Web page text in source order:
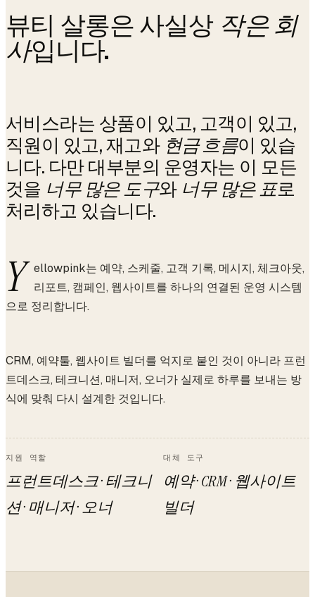
뷰티 살롱은 사실상 작은 회
사입니다.
서비스라는 상품이 있고, 고객이 있고,
직원이 있고, 재고와 현금 흐름이 있습
니다. 다만 대부분의 운영자는 이 모든
것을 너무 많은 도구와 너무 많은 표로
처리하고 있습니다.
Y ellowpink는 예약, 스케줄, 고객 기록, 메시지, 체크아웃,
리포트, 캠페인, 웹사이트를 하나의 연결된 운영 시스템
으로 정리합니다.
CRM, 예약툴, 웹사이트 빌더를 억지로 붙인 것이 아니라 프런
트데스크, 테크니션, 매니저, 오너가 실제로 하루를 보내는 방
식에 맞춰 다시 설계한 것입니다.
지원 역할
프런트데스크 · 테크니
션 · 매니저 · 오너
대체 도구
예약 · CRM · 웹사이트
빌더